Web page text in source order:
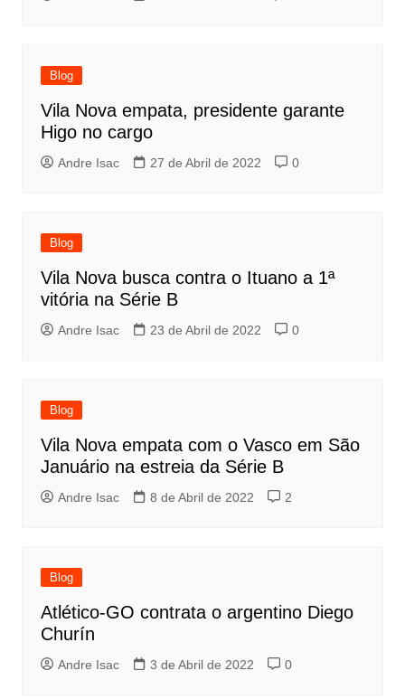
Blog
Vila Nova empata, presidente garante
Higo no cargo
Andre Isac 27 de Abril de 2022 0
Blog
Vila Nova busca contra o Ituano a 1ª
vitória na Série B
Andre Isac 23 de Abril de 2022 0
Blog
Vila Nova empata com o Vasco em São
Januário na estreia da Série B
Andre Isac 8 de Abril de 2022 2
Blog
Atlético-GO contrata o argentino Diego
Churín
Andre Isac 3 de Abril de 2022 0